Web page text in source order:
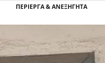
ΠΕΡΊΕΡΓΑ & ΑΝΕΞΉΓΗΤΑ